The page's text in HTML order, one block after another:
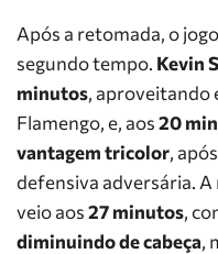
Após a retomada, o
segundo tempo. Kevin
minutos, aproveitando
Flamengo, e, aos20
vantagem tricolor,
defensiva adversária.
veio aos27 minutos,
diminuindo de cabeça,